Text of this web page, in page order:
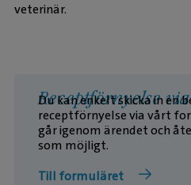
veterinär.
Receptförnyelse
Du kan enkelt skicka in en
receptförnyelse via vårt
går igenom ärendet och
som möjligt.
Till formuläret